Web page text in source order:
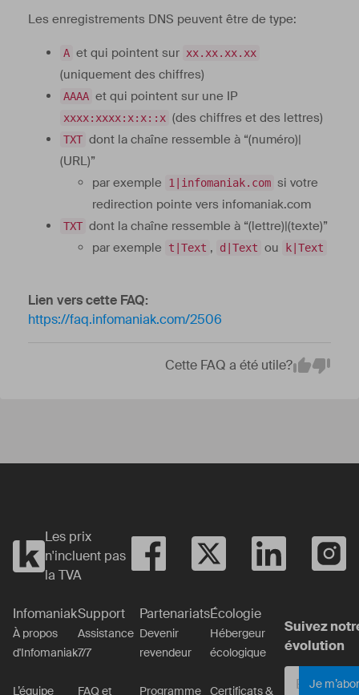
Les enregistrements DNS peuvent être de type:
A et qui pointent sur xx.xx.xx.xx
(uniquement des chiffres)
AAAA et qui pointent sur une IP
xxxx:xxxx:x:x::x (des chiffres et des lettres)
TXT dont la chaîne ressemble à “(numéro)|
(URL)”
par exemple
1|infomaniak.com si votre
redirection pointe vers infomaniak.com
TXT dont la chaîne ressemble à “(lettre)|(texte)”
par exemple
t|Text , d|Text ou k|Text
Lien vers cette FAQ:
https://faq.infomaniak.com/2506
Cette FAQ a été utile?
Les prix
n'incluent pas
la TVA
Infomaniak
À propos
d'Infomaniak
L’équipe
Support
Assistance
7/7
FAQ et
Partenariats
Devenir
revendeur
Programme
Écologie
Hébergeur
écologique
Certificats &
Suivez
évolution
Je